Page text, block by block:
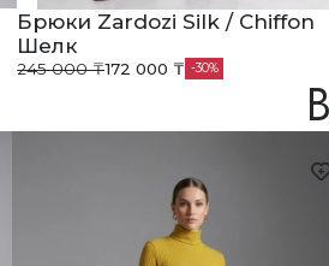
Брюки Zardozi Silk / Chiffon
Шелк
245 000 ₸172 000 ₸ 30